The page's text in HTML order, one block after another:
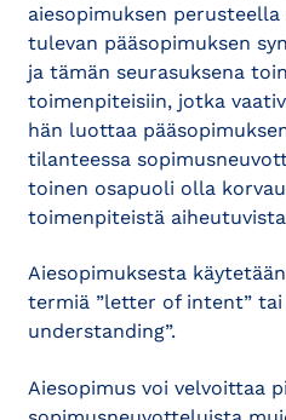
aiesopimuksen
tulevan pääsopimuksen
ja tämän seurasuksena
toimenpiteisiin, jotka
hän luottaa
tilanteessa
toinen osapuoli olla
toimenpiteistä
Aiesopimuksesta
termiä ”letter of intent”
understanding”.
Aiesopimus voi velvoittaa